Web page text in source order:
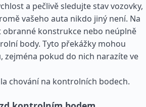
a pečlivě sledujte stav vozovky,
vašeho auta nikdo jiný není. Na
konstrukce nebo neúplně
body. Tyto překážky mohou
zejména pokud do nich narazíte ve
chování na kontrolních bodech.